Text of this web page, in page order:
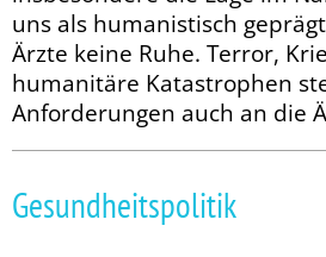
uns als humanistisch
Ärzte keine Ruhe. Terror,
humanitäre Katastrophen
Anforderungen auch an die
Gesundheitspolitik